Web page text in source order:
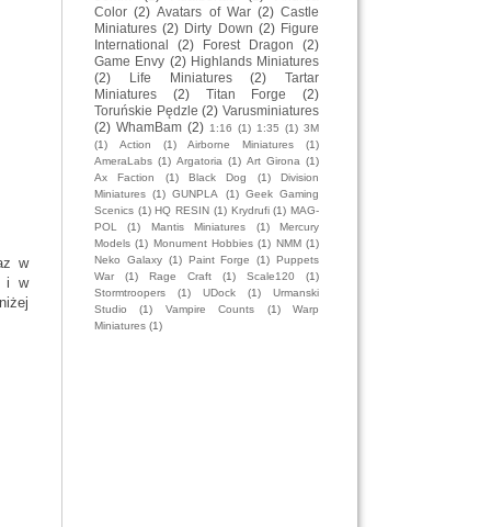
w
i w
Color (2) Avatars of War (2) Castle
Miniatures (2) Dirty Down (2) Figure
International
(2) Forest Dragon
(2)
Game Envy (2) Highlands Miniatures
(2)
Life Miniatures (2)
Tartar
Miniatures
(2) Titan Forge
(2)
Toruńskie Pędzle (2) Varusminiatures
(2) WhamBam (2) 1:16 (1) 1:35 (1) 3M
(1)
Action (1) Airborne Miniatures
(1)
AmeraLabs (1) Argatoria (1) Art Girona (1)
Ax Faction
(1) Black Dog (1)
Division
Miniatures (1) GUNPLA (1) Geek Gaming
Scenics (1) HQ RESIN (1) Krydrufi (1) MAG-
POL
(1) Mantis Miniatures (1)
Mercury
Models (1) Monument Hobbies (1) NMM (1)
Neko Galaxy (1) Paint Forge (1) Puppets
War
(1) Rage Craft (1) Scale120
(1)
Stormtroopers
(1) UDock (1)
Urmanski
Studio
(1) Vampire Counts (1)
Warp
Miniatures (1)